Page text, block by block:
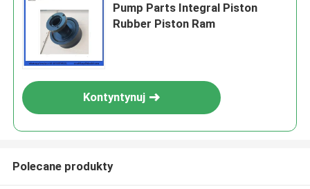
Pump Parts Integral Piston
Rubber Piston Ram
Kontyntynuj
Polecane produkty